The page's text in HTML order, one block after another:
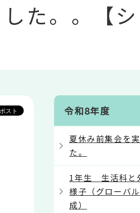
た。。【
令和8年度
夏休み前集会を
た。
1年生 生活科と
様子（グローバ
成）